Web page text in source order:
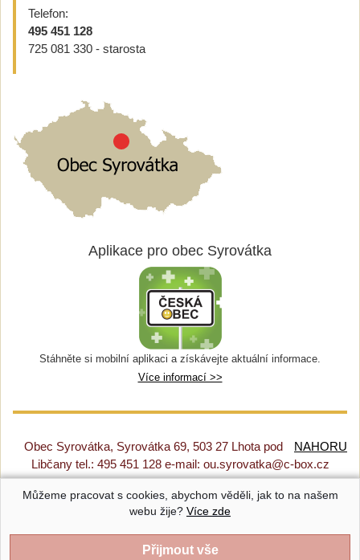
Telefon:
495 451 128
725 081 330 - starosta
Aplikace pro obec Syrovátka
Stáhněte si mobilní aplikaci a získávejte aktuální informace.
Více informací >>
NAHORU
Obec Syrovátka, Syrovátka 69, 503 27 Lhota pod
Libčany tel.: 495 451 128 e-mail: ou.syrovatka@c-box.cz
Prohlášení o přístupnosti|Původní web|Nastavení cookies
Můžeme pracovat s cookies, abychom věděli, jak to na našem
webu žije? Více zde